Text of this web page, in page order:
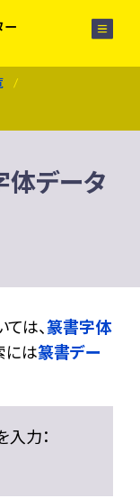
体データ
は、篆書字体
には篆書デー
入力：